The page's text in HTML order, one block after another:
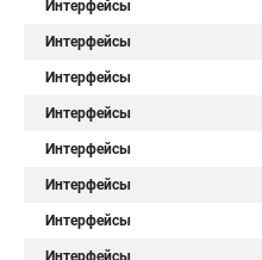
Интерфейсы
Интерфейсы
Интерфейсы
Интерфейсы
Интерфейсы
Интерфейсы
Интерфейсы
Интерфейсы